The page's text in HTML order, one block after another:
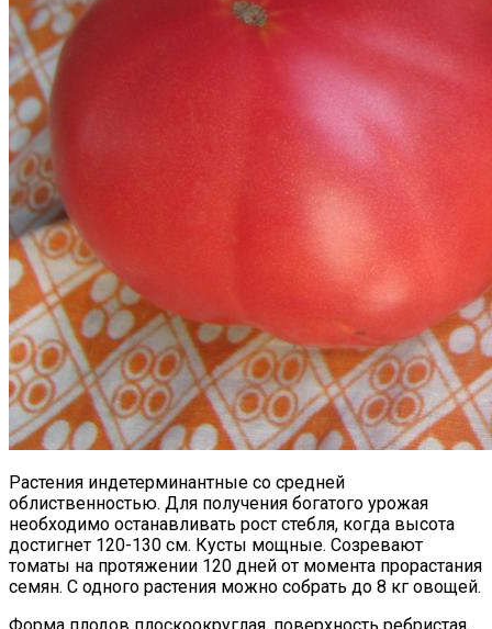
Растения индетерминантные со средней
облиственностью. Для получения богатого урожая
необходимо останавливать рост стебля, когда высота
достигнет 120-130 см. Кусты мощные. Созревают
томаты на протяжении 120 дней от момента прорастания
семян. С одного растения можно собрать до 8 кг овощей.
Форма плодов плоскоокруглая, поверхность ребристая.